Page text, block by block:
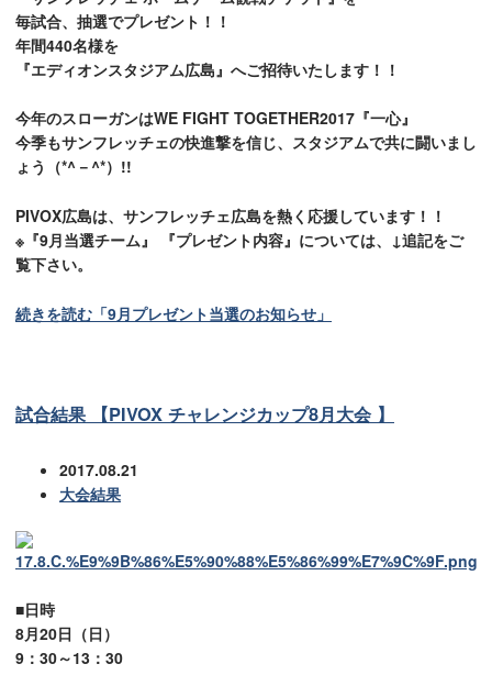
毎試合、抽選でプレゼント！！
年間440名様を
『エディオンスタジアム広島』へご招待いたします！！
今年のスローガンはWE FIGHT TOGETHER2017『一心』
今季もサンフレッチェの快進撃を信じ、スタジアムで共に闘いまし
ょう（*^－^*）!!
PIVOX広島は、サンフレッチェ広島を熱く応援しています！！
※『9月当選チーム』 『プレゼント内容』については、↓追記をご
覧下さい。
続きを読む「9月プレゼント当選のお知らせ」
試合結果 【PIVOX チャレンジカップ8月大会 】
2017.08.21
大会結果
■日時
8月20日（日）
9：30～13：30